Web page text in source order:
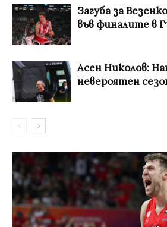
Загуба за
във финалите в
Асен Николов:
невероятен